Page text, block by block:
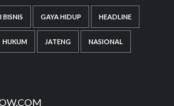
GAYA HIDUP HEADLINE
HUKUM JATENG NASIONAL